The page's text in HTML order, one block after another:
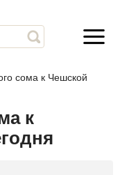
сома к Чешской
к